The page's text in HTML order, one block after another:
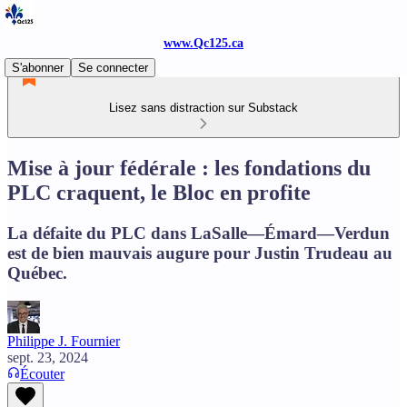
www.Qc125.ca
S'abonner
Se connecter
Lisez sans distraction sur Substack
Mise à jour fédérale : les fondations du
PLC craquent, le Bloc en profite
La défaite du PLC dans LaSalle—Émard—Verdun
est de bien mauvais augure pour Justin Trudeau au
Québec.
Philippe J. Fournier
sept. 23, 2024
Écouter